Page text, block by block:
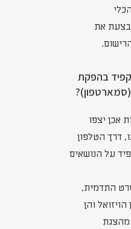
את
בהפקת
אכן יצפו
דרך הטלפון
על הנושאים
התדמית,
והן
מהצגת